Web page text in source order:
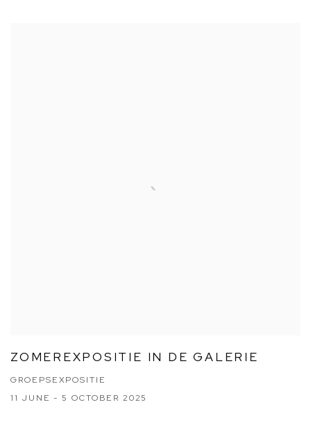
ZOMEREXPOSITIE IN DE GALERIE
GROEPSEXPOSITIE
11 JUNE - 5 OCTOBER 2025